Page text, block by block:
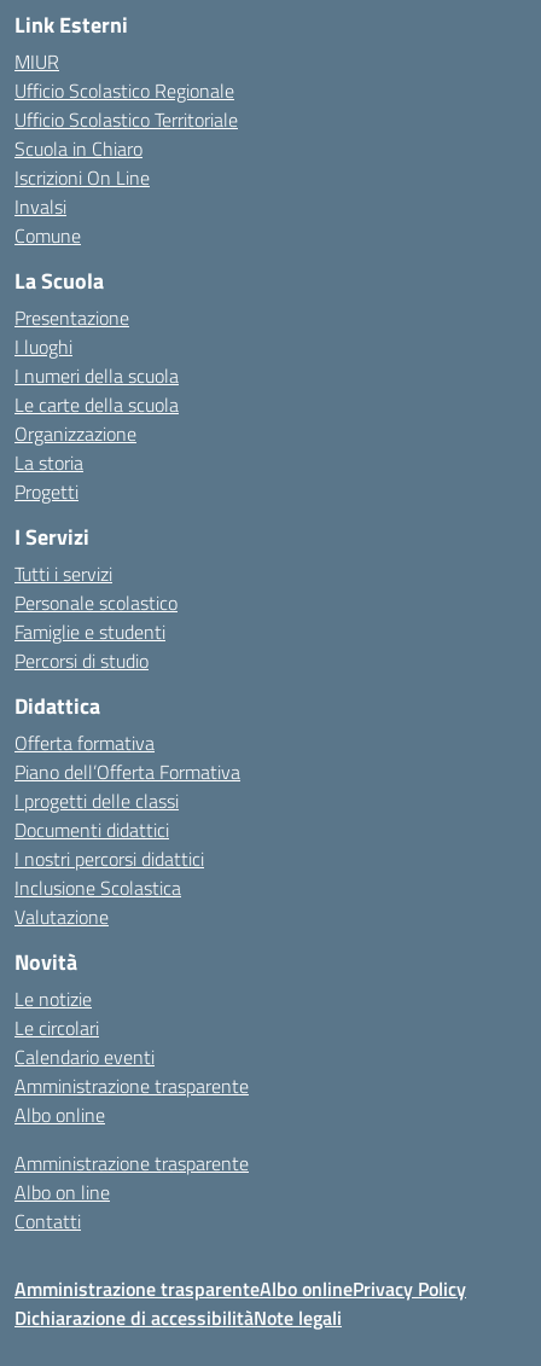
Link Esterni
MIUR
Ufficio Scolastico Regionale
Ufficio Scolastico Territoriale
Scuola in Chiaro
Iscrizioni On Line
Invalsi
Comune
La Scuola
Presentazione
I luoghi
I numeri della scuola
Le carte della scuola
Organizzazione
La storia
Progetti
I Servizi
Tutti i servizi
Personale scolastico
Famiglie e studenti
Percorsi di studio
Didattica
Offerta formativa
Piano dell’Offerta Formativa
I progetti delle classi
Documenti didattici
I nostri percorsi didattici
Inclusione Scolastica
Valutazione
Novità
Le notizie
Le circolari
Calendario eventi
Amministrazione trasparente
Albo online
Amministrazione trasparente
Albo on line
Contatti
Amministrazione trasparenteAlbo onlinePrivacy Policy
Dichiarazione di accessibilitàNote legali